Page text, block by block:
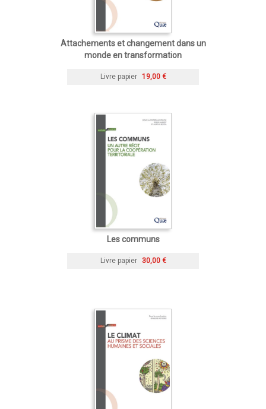
Attachements et changement dans un
monde en transformation
Livre papier 19,00 €
Les communs
Livre papier 30,00 €